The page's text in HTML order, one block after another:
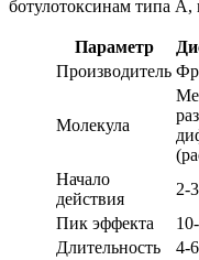
ботулотоксинам типа
Параметр
Производитель
Молекула
Начало
действия
2-
Пик эффекта
Длительность
4-